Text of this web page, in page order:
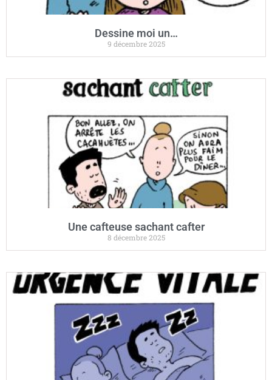
Dessine moi un…
9 décembre 2025
Une cafteuse sachant cafter
8 décembre 2025